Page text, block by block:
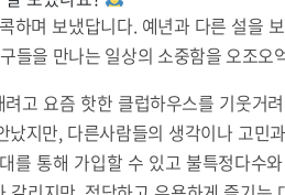
하며 보냈답니다. 예년과 다른 설을
들을 만나는 일상의 소중함을 오조오
고 요즘 핫한 클럽하우스를 기웃거
났지만, 다른사람들의 생각이나 고민
를 통해 가입할 수 있고 불특정다수